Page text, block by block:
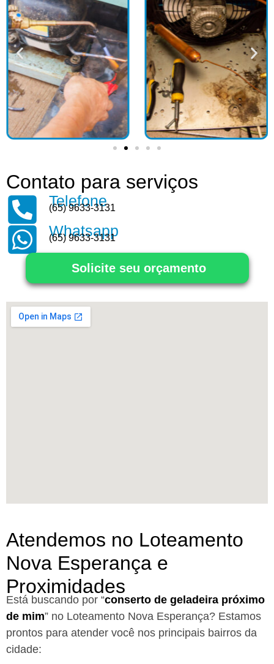
Contato para serviços
Telefone
(65) 9633-3131
Whatsapp
(65) 9633-3131
Solicite seu orçamento
Atendemos no Loteamento
Nova Esperança e
Proximidades
Está buscando por “conserto de geladeira próximo
de mim” no Loteamento Nova Esperança? Estamos
prontos para atender você nos principais bairros da
cidade: